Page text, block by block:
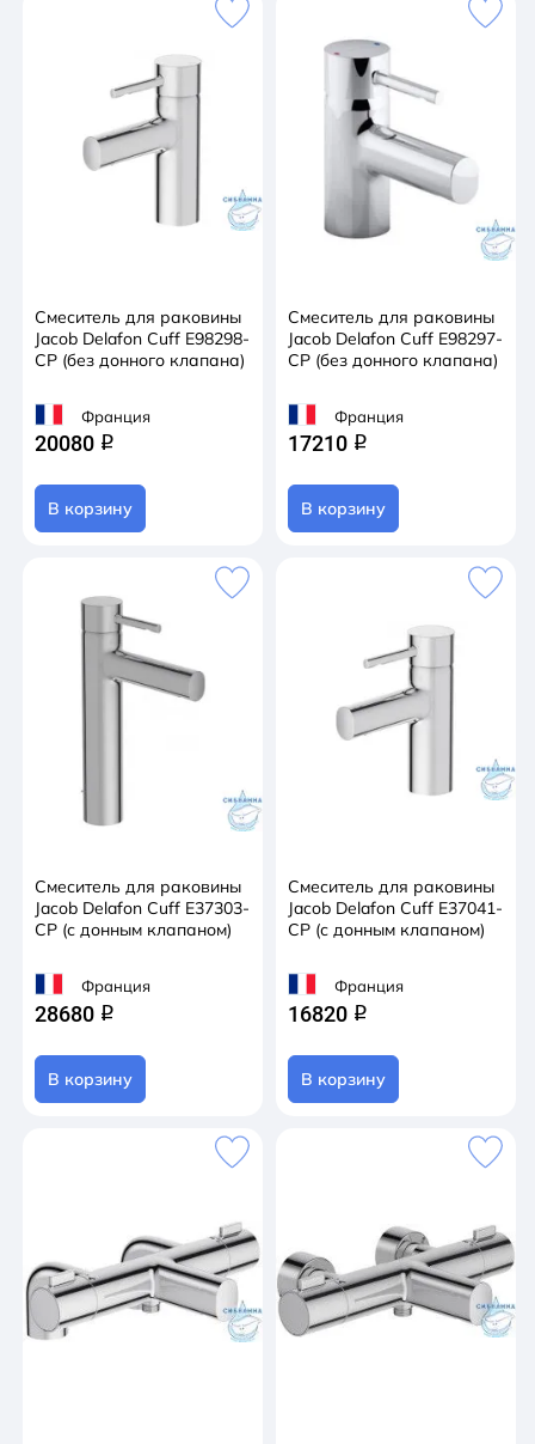
Смеситель для раковины
Jacob Delafon Cuff E98298-
CP (без донного клапана)
Франция
20080 q
В корзину
Смеситель для раковины
Jacob Delafon Cuff E98297-
CP (без донного клапана)
Франция
17210 q
В корзину
Смеситель для раковины
Jacob Delafon Cuff E37303-
CP (с донным клапаном)
Франция
28680 q
В корзину
Смеситель для раковины
Jacob Delafon Cuff E37041-
CP (с донным клапаном)
Франция
16820 q
В корзину